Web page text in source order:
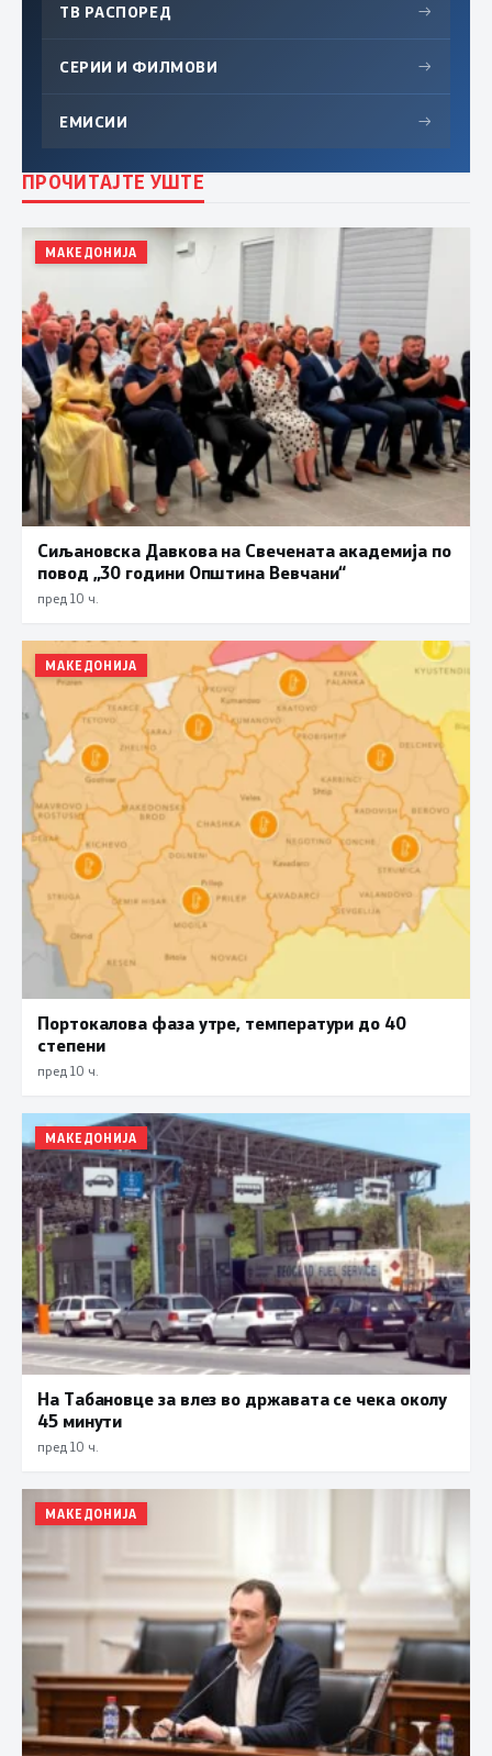
ТВ РАСПОРЕД →
СЕРИИ И ФИЛМОВИ →
ЕМИСИИ →
ПРОЧИТАЈТЕ УШТЕ
МАКЕДОНИЈА
Сиљановска Давкова на Свечената академија по
повод „30 години Општина Вевчани“
пред 10 ч.
МАКЕДОНИЈА
Портокалова фаза утре, температури до 40
степени
пред 10 ч.
МАКЕДОНИЈА
На Табановце за влез во државата се чека околу
45 минути
пред 10 ч.
МАКЕДОНИЈА